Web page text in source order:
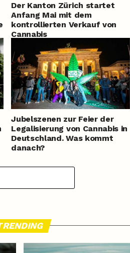
Der Kanton Zürich startet
Anfang Mai mit dem
kontrollierten Verkauf von
Cannabis
Jubelszenen zur Feier der
Legalisierung von Cannabis in
Deutschland. Was kommt
danach?